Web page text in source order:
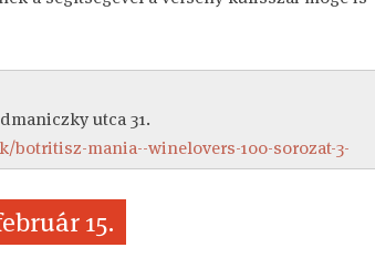
utca 31.
mania--winelovers-100-sorozat-3-
15.